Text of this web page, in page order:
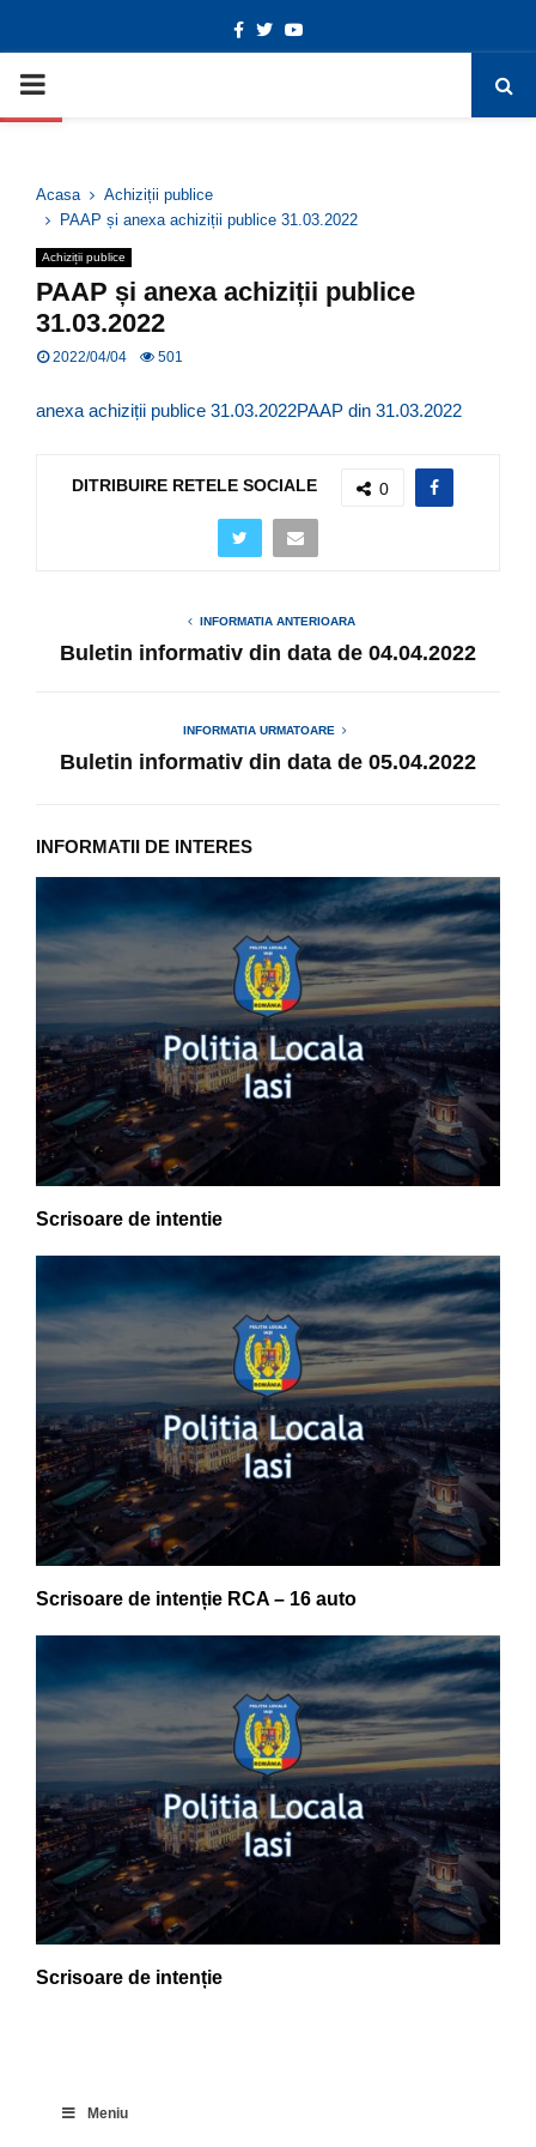
Deschide bara de unelte
Facebook
TwitterYoutube
PRIMARY
Acasa
Achiziții publice
PAAP și anexa achiziții publice 31.03.2022
Achiziții publice
PAAP și anexa achiziții publice
31.03.2022
2022/04/04 501
anexa achiziții publice 31.03.2022PAAP din 31.03.2022
DITRIBUIRE RETELE SOCIALE 0
INFORMATIA ANTERIOARA
Buletin informativ din data de 04.04.2022
INFORMATIA URMATOARE
Buletin informativ din data de 05.04.2022
INFORMATII DE INTERES
Scrisoare de intentie
Scrisoare de intenție RCA – 16 auto
Scrisoare de intenție
Meniu